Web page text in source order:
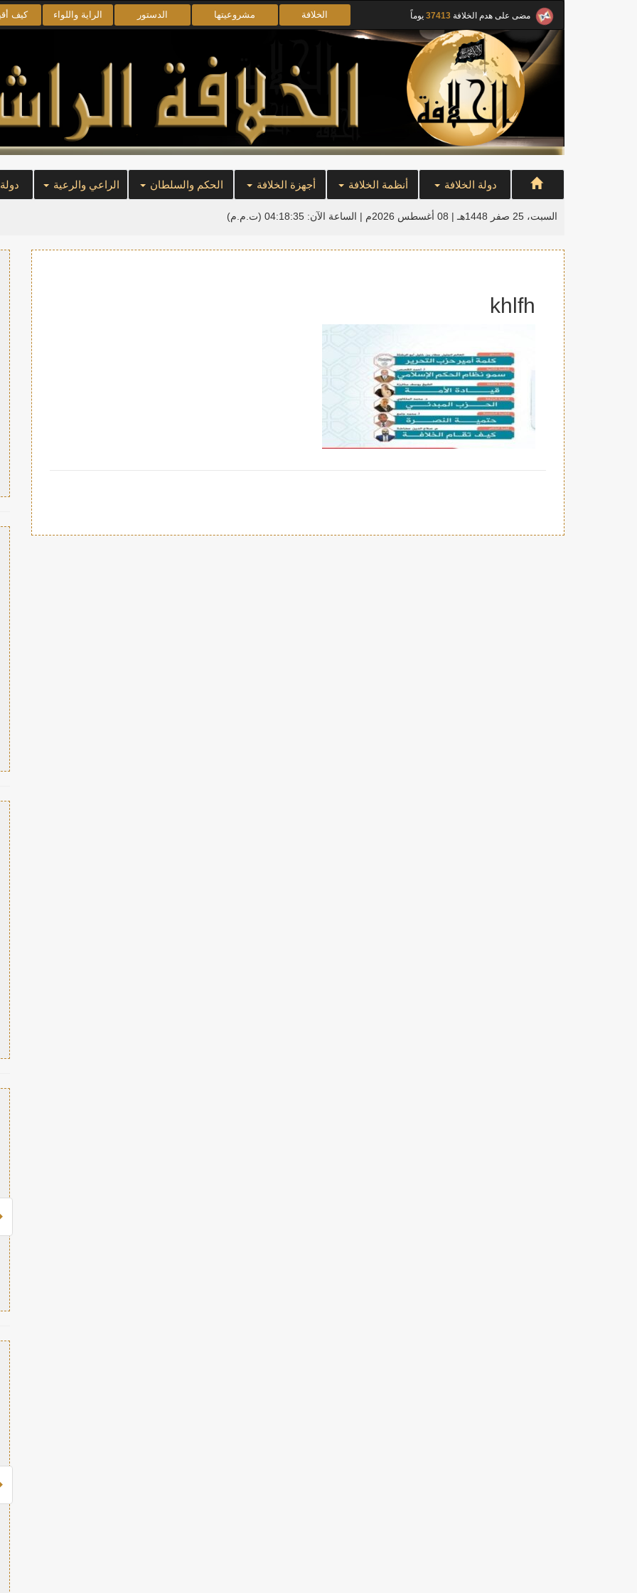
مضى على هدم الخلافة 37413 يوماً الخلافة مشروعيتها الدستور الراية واللواء كيف
دولة الخلافة أنظمة الخلافة أجهزة الخلافة الحكم والسلطان الراعي والرعية
السبت، 25 صفر 1448هـ | 08 أغسطس 2026م | الساعة الآن: 04:18:36 (ت.م.م)
khlfh